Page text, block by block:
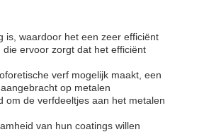
is, waardoor het een zeer efficiënt
ervoor zorgt dat het efficiënt
verf mogelijk maakt, een
op metalen
om de verfdeeltjes aan het metalen
van hun coatings willen